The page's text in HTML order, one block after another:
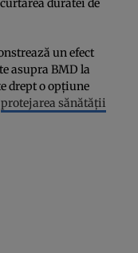
duratei de
un efect
asupra BMD la
drept o opțiune
protejarea sănătății